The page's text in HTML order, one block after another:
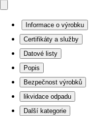
Informace o výrobku
Certifikáty a služby
Datové listy
Popis
Bezpečnost výrobků
likvidace odpadu
Další kategorie